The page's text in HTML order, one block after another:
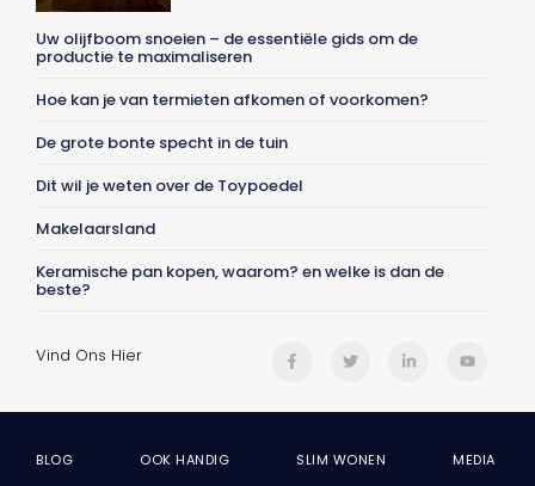
Uw olijfboom snoeien – de essentiële gids om de
productie te maximaliseren
Hoe kan je van termieten afkomen of voorkomen?
De grote bonte specht in de tuin
Dit wil je weten over de Toypoedel
Makelaarsland
Keramische pan kopen, waarom? en welke is dan de
beste?
Vind Ons Hier
BLOG OOK HANDIG SLIM WONEN MEDIA